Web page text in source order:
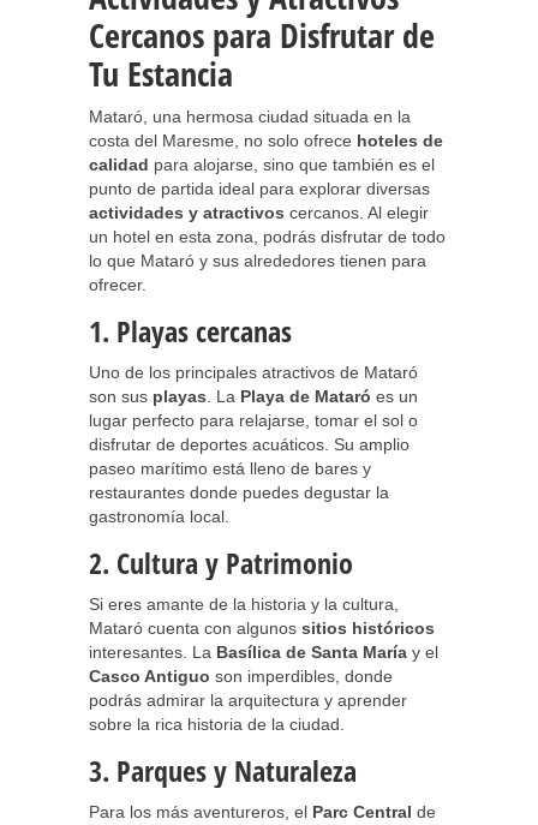
Cercanos para Disfrutar de
Tu Estancia
Mataró, una hermosa ciudad situada en la
costa del Maresme, no solo ofrece hoteles de
calidad para alojarse, sino que también es el
punto de partida ideal para explorar diversas
actividades y atractivos cercanos. Al elegir
un hotel en esta zona, podrás disfrutar de todo
lo que Mataró y sus alrededores tienen para
ofrecer.
1. Playas cercanas
Uno de los principales atractivos de Mataró
son sus playas . La Playa de Mataró es un
lugar perfecto para relajarse, tomar el sol o
disfrutar de deportes acuáticos. Su amplio
paseo marítimo está lleno de bares y
restaurantes donde puedes degustar la
gastronomía local.
2. Cultura y Patrimonio
Si eres amante de la historia y la cultura,
Mataró cuenta con algunos sitios históricos
interesantes. La Basílica de Santa María y el
Casco Antiguo son imperdibles, donde
podrás admirar la arquitectura y aprender
sobre la rica historia de la ciudad.
3. Parques y Naturaleza
Para los más aventureros, el Parc Central de